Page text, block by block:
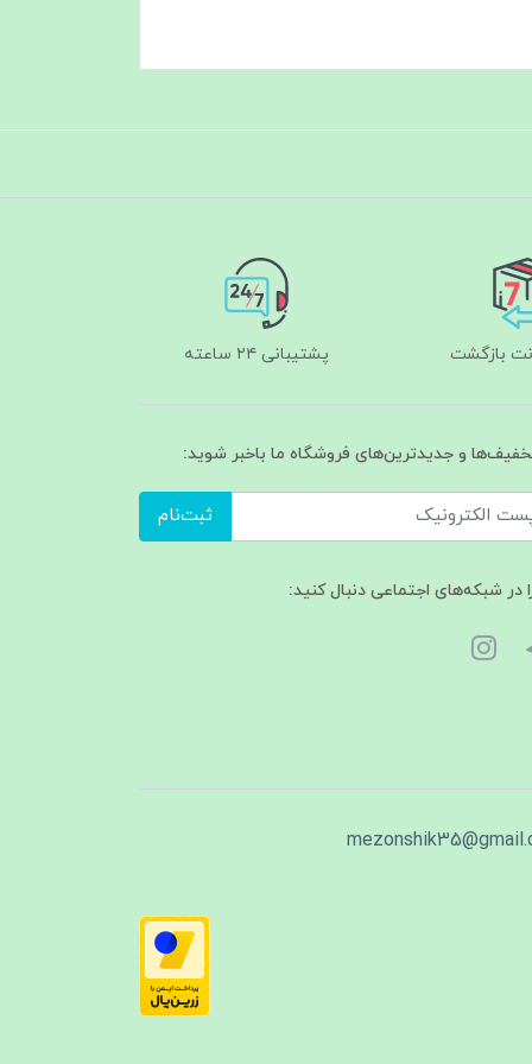
پشتیبانی ۲۴ ساعته
و جدیدترین‌های فروشگاه ما باخبر شوید:
ثبت‌نام
در شبکه‌های اجتماعی دنبال کنید: